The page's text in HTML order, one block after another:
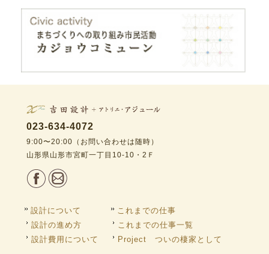
023-634-4072
9:00〜20:00（お問い合わせは随時）
山形県山形市宮町一丁目10-10・2Ｆ
設計について
設計の進め方
設計費用について
これまでの仕事
これまでの仕事一覧
Project ついの棲家として